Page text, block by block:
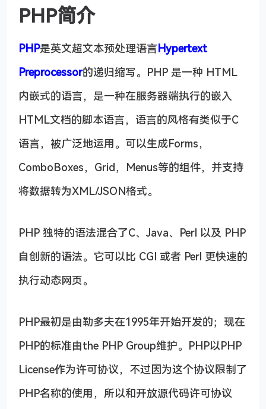
PHP简介
PHP是英文超文本预处理语言Hypertext
Preprocessor的递归缩写。PHP 是一种 HTML
内嵌式的语言，是一种在服务器端执行的嵌入
HTML文档的脚本语言，语言的风格有类似于C
语言，被广泛地运用。可以生成Forms，
ComboBoxes，Grid，Menus等的组件，并支持
将数据转为XML/JSON格式。
PHP 独特的语法混合了C、Java、Perl 以及 PHP
自创新的语法。它可以比 CGI 或者 Perl 更快速的
执行动态网页。
PHP最初是由勒多夫在1995年开始开发的；现在
PHP的标准由the PHP Group维护。PHP以PHP
License作为许可协议，不过因为这个协议限制了
PHP名称的使用，所以和开放源代码许可协议